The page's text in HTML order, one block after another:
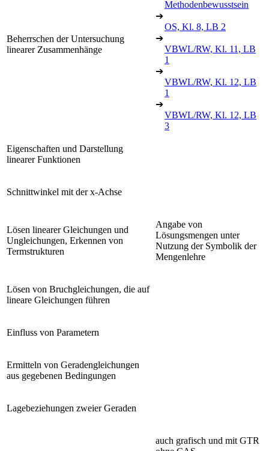
Beherrschen der Untersuchung
linearer Zusammenhänge
Methodenbewusstsein
➔
OS, Kl. 8, LB 2
➔
VBWL/RW, Kl. 11, LB
1
➔
VBWL/RW, Kl. 12, LB
1
➔
VBWL/RW, Kl. 12, LB
3
Eigenschaften und Darstellung
linearer Funktionen
Schnittwinkel mit der x-Achse
Lösen linearer Gleichungen und
Ungleichungen, Erkennen von
Termstrukturen
Angabe von
Lösungsmengen unter
Nutzung der Symbolik der
Mengenlehre
Lösen von Bruchgleichungen, die auf
lineare Gleichungen führen
Einfluss von Parametern
Ermitteln von Geradengleichungen
aus gegebenen Bedingungen
Lagebeziehungen zweier Geraden
auch grafisch und mit GTR